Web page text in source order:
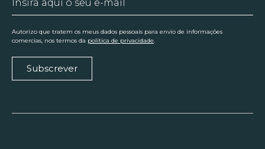
Autorizo que tratem os meus dados pessoais para envio de informações
comercias, nos termos da política de privacidade.
Subscrever